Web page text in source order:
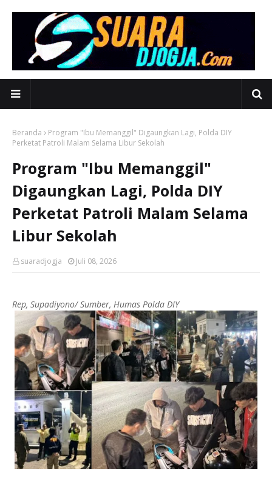
Beranda
Program "Ibu Memanggil" Digaungkan Lagi, Polda DIY
Perketat Patroli Malam Selama Libur Sekolah
Program "Ibu Memanggil"
Digaungkan Lagi, Polda DIY
Perketat Patroli Malam Selama
Libur Sekolah
suaradjogja Juli 08, 2026
Rep, Supadiyono/ Sumber, Humas Polda DIY